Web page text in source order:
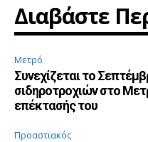
Διαβάστε
Μετρό
Συνεχίζεται το
σιδηροτροχιών στο
επέκτασής του
Προαστιακός